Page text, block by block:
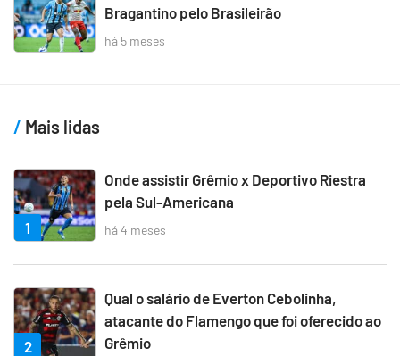
Bragantino pelo Brasileirão
há 5 meses
Mais lidas
1
Onde assistir Grêmio x Deportivo Riestra
pela Sul-Americana
há 4 meses
2
Qual o salário de Everton Cebolinha,
atacante do Flamengo que foi oferecido ao
Grêmio